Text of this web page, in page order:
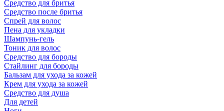
Средство для бритья
Средство после бритья
Спрей для волос
Пена для укладки
Шампунь-гель
Тоник для волос
Средство для бороды
Стайлинг для бороды
Бальзам для ухода за кожей
Крем для ухода за кожей
Средство для душа
Для детей